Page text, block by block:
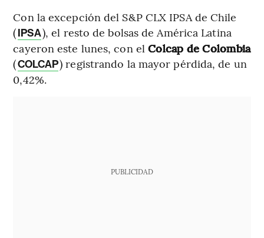
Con la excepción del S&P CLX IPSA de Chile
(IPSA), el resto de bolsas de América Latina
cayeron este lunes, con elColcap de Colombia
(COLCAP) registrando la mayor pérdida, de un
0,42%.
PUBLICIDAD